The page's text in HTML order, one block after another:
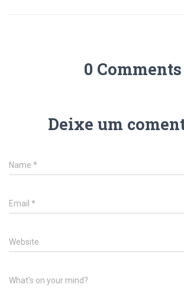
0 Comments
Deixe um
Name *
Email *
Website
What's on your mind?